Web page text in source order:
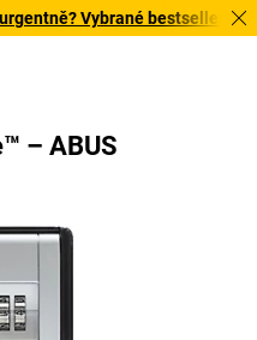
Vybrané bestsellery
– ABUS